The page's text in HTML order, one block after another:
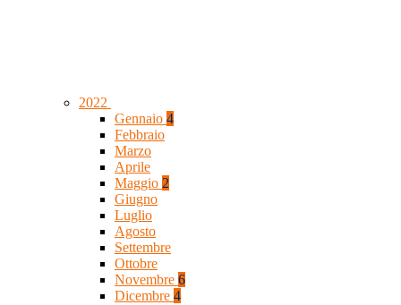
2022
Gennaio 4
Febbraio
Marzo
Aprile
Maggio 2
Giugno
Luglio
Agosto
Settembre
Ottobre
Novembre 6
Dicembre 4